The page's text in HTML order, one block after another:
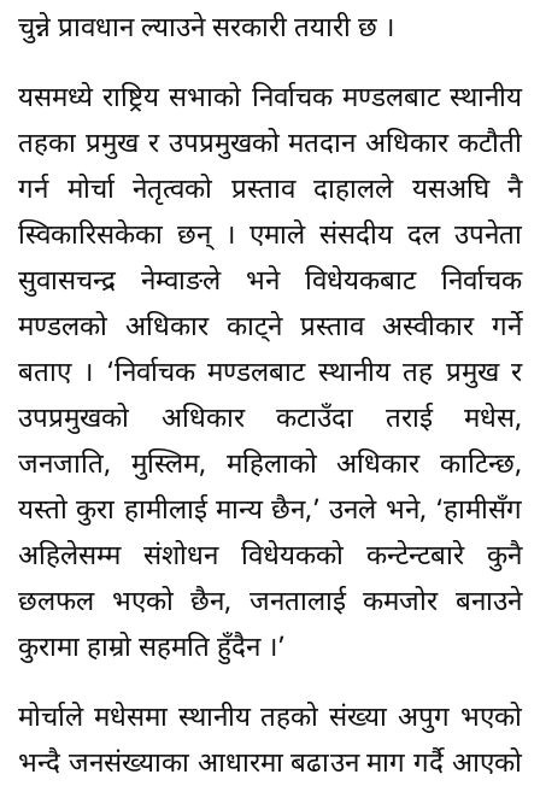
चुन्ने प्रावधान ल्याउने सरकारी तयारी छ ।
यसमध्ये राष्ट्रिय सभाको निर्वाचक मण्डलबाट स्थानीय
तहका प्रमुख र उपप्रमुखको मतदान अधिकार कटौती
गर्न मोर्चा नेतृत्वको प्रस्ताव दाहालले यसअघि नै
स्विकारिसकेका छन् । एमाले संसदीय दल उपनेता
सुवासचन्द्र नेम्वाङले भने विधेयकबाट निर्वाचक
मण्डलको अधिकार काट्ने प्रस्ताव अस्वीकार गर्ने
बताए । ‘निर्वाचक मण्डलबाट स्थानीय तह प्रमुख र
उपप्रमुखको अधिकार कटाउँदा तराई मधेस,
जनजाति, मुस्लिम, महिलाको अधिकार काटिन्छ,
यस्तो कुरा हामीलाई मान्य छैन,’ उनले भने, ‘हामीसँग
अहिलेसम्म संशोधन विधेयकको कन्टेन्टबारे कुनै
छलफल भएको छैन, जनतालाई कमजोर बनाउने
कुरामा हाम्रो सहमति हुँदैन ।’
मोर्चाले मधेसमा स्थानीय तहको संख्या अपुग भएको
भन्दै जनसंख्याका आधारमा बढाउन माग गर्दै आएको